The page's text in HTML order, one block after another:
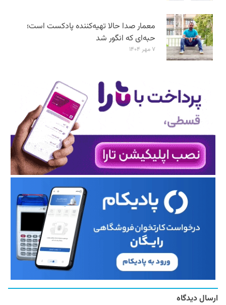
معمار صدا حالا تهیه‌کننده پادکست است؛
حبه‌ای که انگور شد
۷ مهر ۱۴۰۴
ارسال دیدگاه